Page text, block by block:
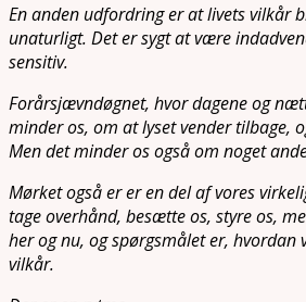
En anden udfordring er at livets vilkår
unaturligt. Det er sygt at være
sensitiv.
Forårsjævndøgnet, hvor dagene og
minder os, om at lyset vender tilbage,
Men det minder os også om noget
Mørket også er er en del af vores
tage overhånd, besætte os, styre os,
her og nu, og spørgsmålet er, hvordan
vilkår.